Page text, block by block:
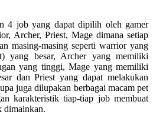
4 job yang dapat dipilih oleh gamer
Archer, Priest, Mage dimana setiap
masing-masing seperti warrior yang
yang besar, Archer yang memiliki
yang tinggi, Mage yang memiliki
dan Priest yang dapat melakukan
juga dilupakan berbagai macam pet
karakteristik tiap-tiap job membuat
dimainkan.